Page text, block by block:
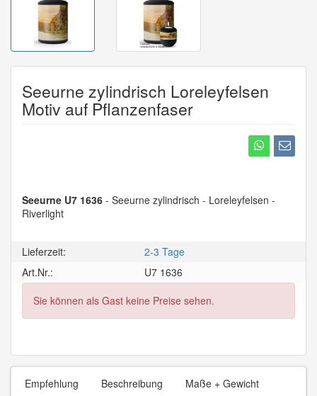
Seeurne zylindrisch Loreleyfelsen
Motiv auf Pflanzenfaser
Seeurne U7 1636 - Seeurne zylindrisch - Loreleyfelsen -
Riverlight
Lieferzeit:
2-3 Tage
Art.Nr.:
U7 1636
Sie können als Gast keine Preise sehen.
Empfehlung Beschreibung Maße + Gewicht